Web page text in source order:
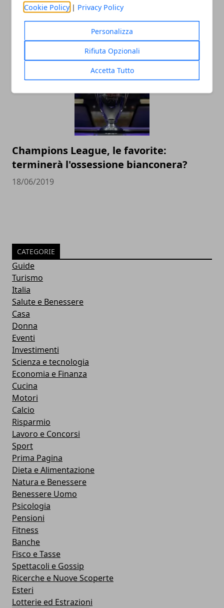
Cookie Policy | Privacy Policy
Personalizza
Rifiuta Opzionali
Accetta Tutto
Le imprese più grandi nel calcio
dilettantistico in Italia
14/12/2020
Champions League, le favorite:
terminerà l'ossessione bianconera?
18/06/2019
CATEGORIE
Guide
Turismo
Italia
Salute e Benessere
Casa
Donna
Eventi
Investimenti
Scienza e tecnologia
Economia e Finanza
Cucina
Motori
Calcio
Risparmio
Lavoro e Concorsi
Sport
Prima Pagina
Dieta e Alimentazione
Natura e Benessere
Benessere Uomo
Psicologia
Pensioni
Fitness
Banche
Fisco e Tasse
Spettacoli e Gossip
Ricerche e Nuove Scoperte
Esteri
Lotterie ed Estrazioni